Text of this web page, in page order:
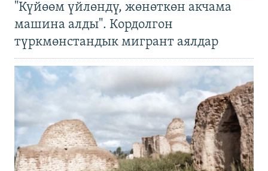
"Күйөөм үйлөндү, жөнөткөн акчама
машина алды". Кордолгон
түркмөнстандык мигрант аялдар